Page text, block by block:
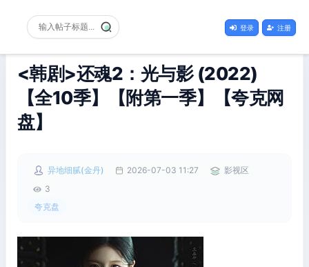
登录 注册
<韩剧>还魂2：光与影 (2022)
【全10季】【附第一季】【夸克网
盘】
异地细腻(金丹) 2026-07-03 11:27
影视区
3
夸克盘